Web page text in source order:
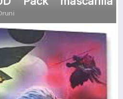
mascarillas